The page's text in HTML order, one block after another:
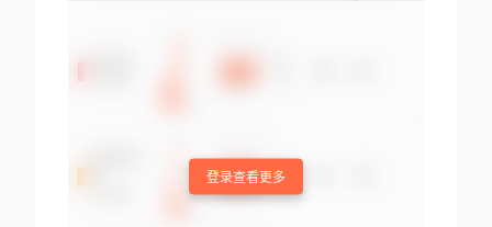
登录查看更多